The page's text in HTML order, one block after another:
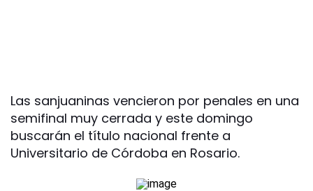
Las sanjuaninas vencieron por penales en una
semifinal muy cerrada y este domingo
buscarán el título nacional frente a
Universitario de Córdoba en Rosario.